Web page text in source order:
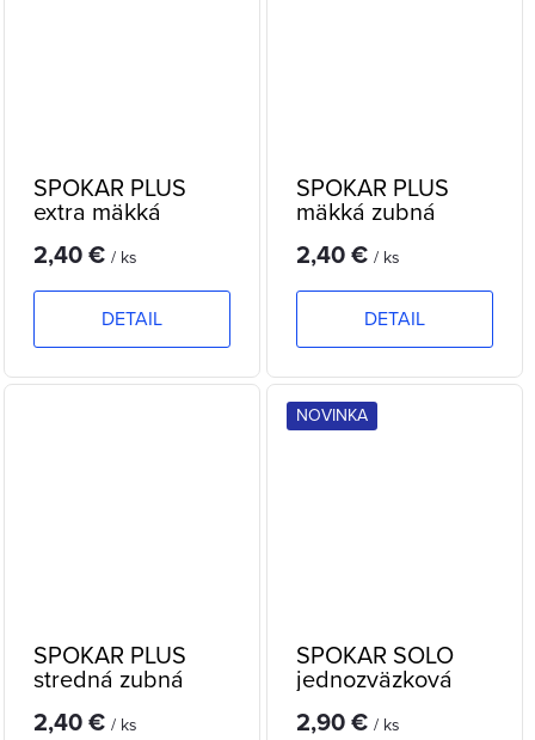
SPOKAR PLUS
extra mäkká
2,40 € / ks
DETAIL
SPOKAR PLUS
mäkká zubná
2,40 € / ks
DETAIL
SPOKAR PLUS
stredná zubná
2,40 € / ks
NOVINKA
SPOKAR SOLO
jednozväzková
zubná kefka
2,90 € / ks